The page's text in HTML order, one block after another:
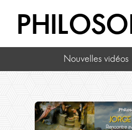
Nouvelles vidéos